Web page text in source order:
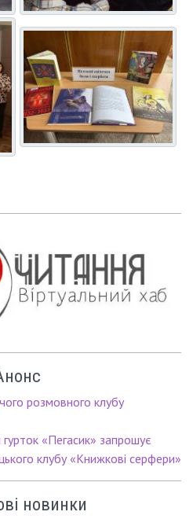
розмовного клубу
«Пегасик» запрошує
клубу «Книжкові серфери»
новинки